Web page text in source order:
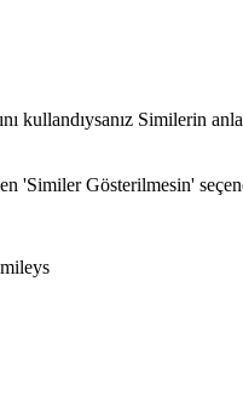
kullandıysanız Similerin
'Similer Gösterilmesin'